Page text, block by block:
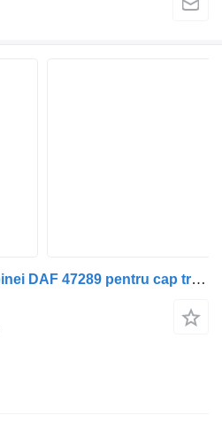
Pompă de ridicare a cabinei DAF 47289 pentru cap tractor